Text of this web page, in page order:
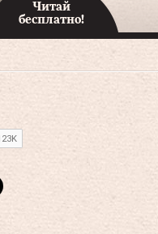
Читай
бесплатно!